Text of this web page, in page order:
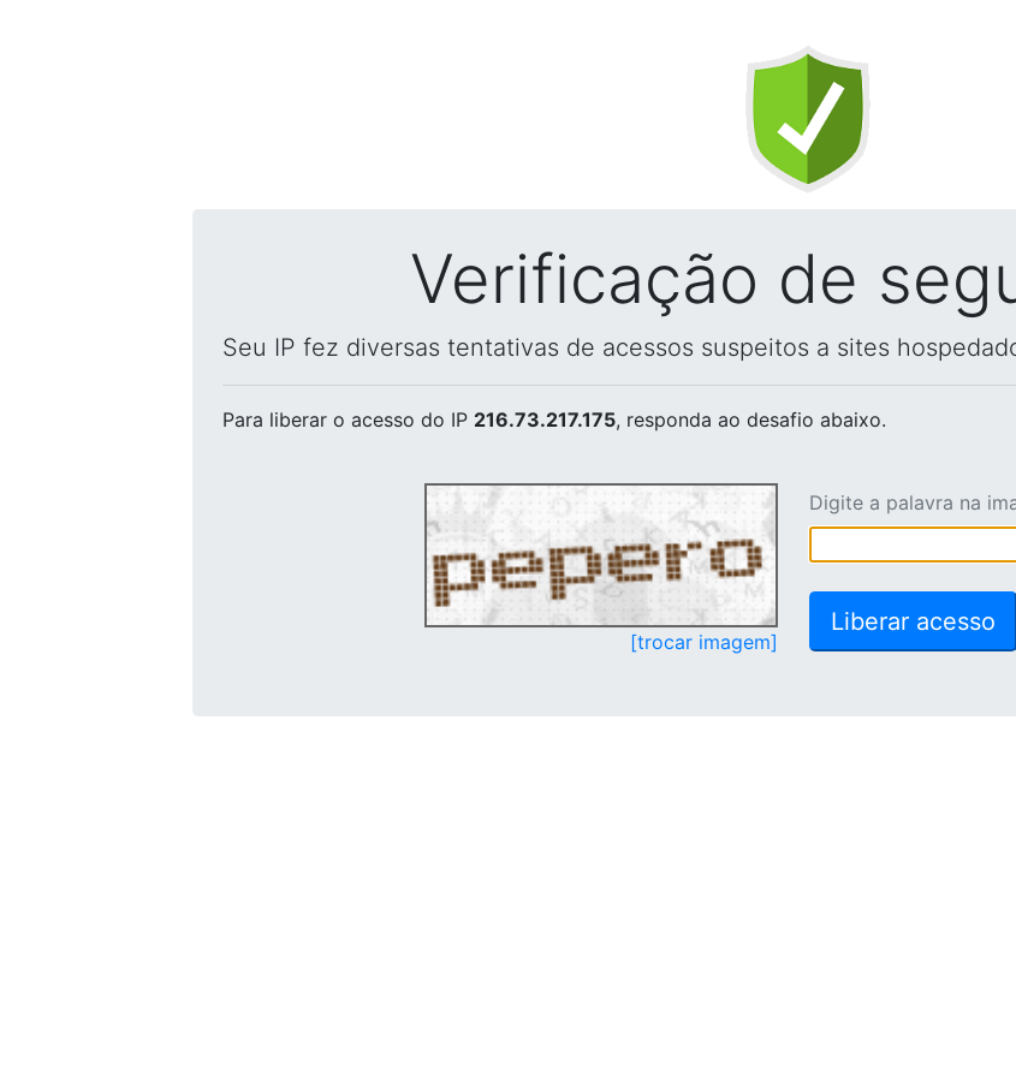
Verificação de
Seu IP fez diversas tentativas de acessos suspeitos a sites
Para liberar o acesso do IP 216.73.217.175, responda ao desafio abaixo.
[trocar imagem]
Digite a palavra na